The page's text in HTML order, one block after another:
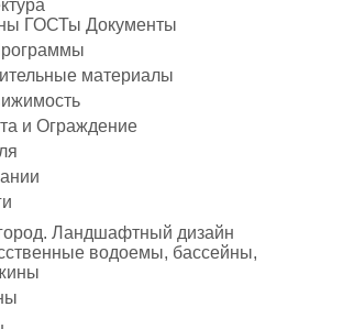
ГОСТы Документы
материалы
и Ограждение
Ландшафтный дизайн
водоемы, бассейны,